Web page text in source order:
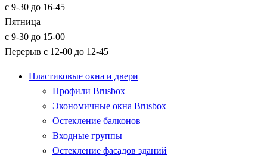
с 9-30 до 16-45
Пятница
с 9-30 до 15-00
Перерыв с 12-00 до 12-45
Пластиковые окна и двери
Профили Brusbox
Экономичные окна Brusbox
Остекление балконов
Входные группы
Остекление фасадов зданий